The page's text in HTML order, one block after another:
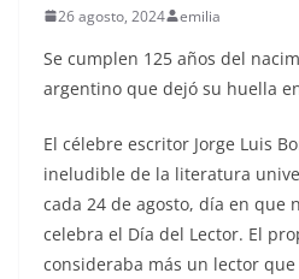
26 agosto, 2024 emilia
Se cumplen 125 años del
argentino que dejó su huella
El célebre escritor Jorge Luis
ineludible de la literatura
cada 24 de agosto, día en que
celebra el Día del Lector. El
consideraba más un lector